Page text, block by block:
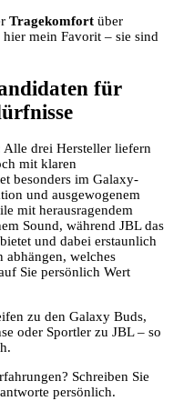
Tragekomfort über
mein Favorit – sie sind
für
Alle drei Hersteller liefern
mit klaren
besonders im Galaxy-
und ausgewogenem
mit herausragendem
Sound, während JBL das
und dabei erstaunlich
abhängen, welches
Sie persönlich Wert
zu den Galaxy Buds,
oder Sportler zu JBL – so
Schreiben Sie
persönlich.